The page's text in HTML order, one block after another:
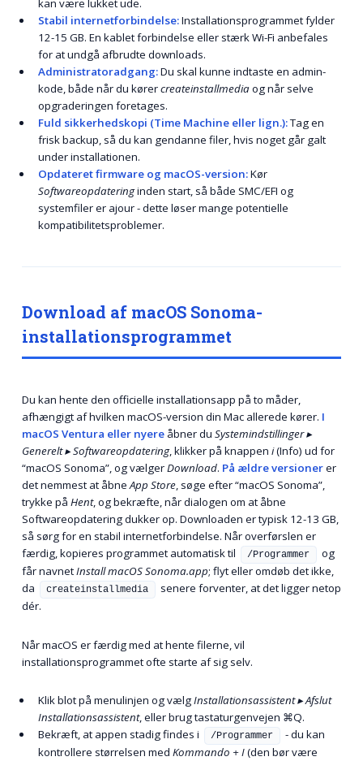
kan være lukket ude.
Stabil internetforbindelse:Installationsprogrammet fylder
12-15 GB. En kablet forbindelse eller stærk Wi-Fi anbefales
for at undgå afbrudte downloads.
Administratoradgang:Du skal kunne indtaste en admin-
kode, både når du kørercreateinstallmediaog når selve
opgraderingen foretages.
Fuld sikkerhedskopi (Time Machine eller lign.):Tag en
frisk backup, så du kan gendanne filer, hvis noget går galt
under installationen.
Opdateret firmware og macOS-version:Kør
Softwareopdateringinden start, så både SMC/EFI og
systemfiler er ajour - dette løser mange potentielle
kompatibilitetsproblemer.
Download af macOS Sonoma-
installationsprogrammet
Du kan hente den officielle installationsapp på to måder,
afhængigt af hvilken macOS-version din Mac allerede kører. I
macOS Ventura eller nyereåbner du Systemindstillinger ▸
Generelt ▸ Softwareopdatering, klikker på knappen i(Info) ud for
“macOS Sonoma”, og vælgerDownload. På ældre versionerer
det nemmest at åbneApp Store, søge efter “macOS Sonoma”,
trykke på Hent, og bekræfte, når dialogen om at åbne
Softwareopdatering dukker op. Downloaden er typisk 12-13 GB,
så sørg for en stabil internetforbindelse. Når overførslen er
færdig, kopieres programmet automatisk til
/Programmer
og
får navnetInstall macOS Sonoma.app; flyt eller omdøb det ikke,
da
createinstallmedia
senere forventer, at det ligger netop
dér.
Når macOS er færdig med at hente filerne, vil
installationsprogrammet ofte starte af sig selv.
Klik blot på menulinjen og vælgInstallationsassistent ▸ Afslut
Installationsassistent, eller brug tastaturgenvejen ⌘Q.
Bekræft, at appen stadig findes i
/Programmer
- du kan
kontrollere størrelsen med Kommando + I(den bør være